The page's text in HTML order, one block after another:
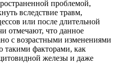
проблемой,
вследствие травм,
или после длительной
отмечают, что данное
с возрастными изменениями
такими факторами, как
железы и даже